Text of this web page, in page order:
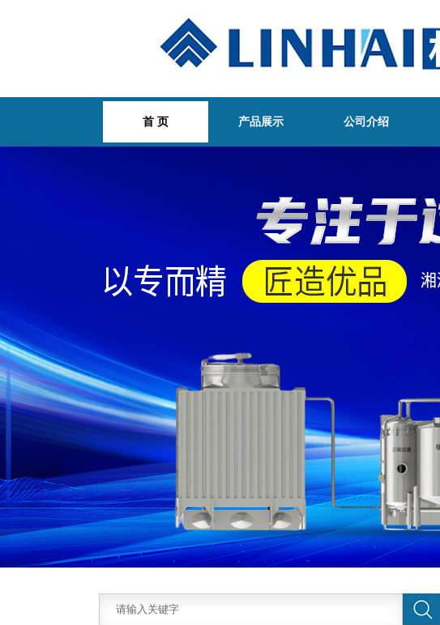
首 页 产品展示 公司介绍